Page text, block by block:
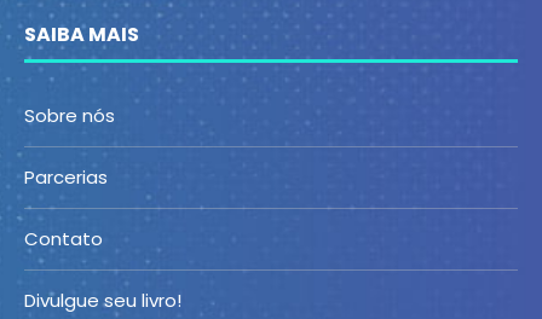
SAIBA MAIS
Sobre nós
Parcerias
Contato
Divulgue seu livro!